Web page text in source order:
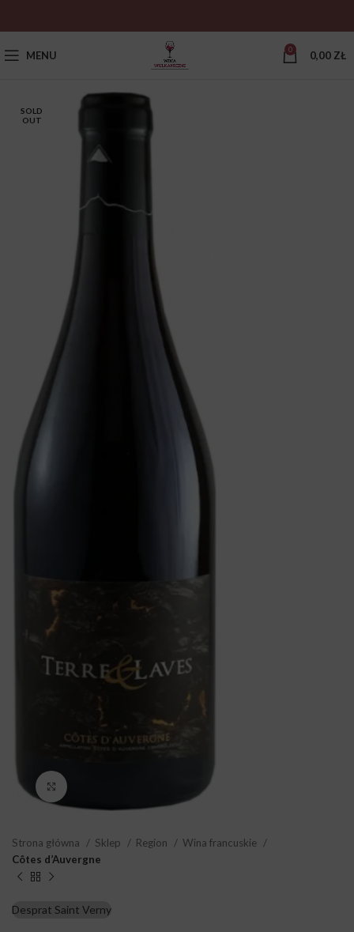
MENU 0 0,00 ZŁ
SOLD
OUT
Strona główna Sklep Region
Wina francuskie
Côtes d’Auvergne
Desprat Saint Verny